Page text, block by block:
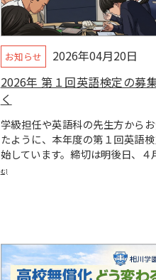
お知らせ
2026年04月20日
2026年 第１回英語検定の募
く
学級担任や英語科の先生方から
たように、本年度の第１回英語
始しています。締切は明後日、４
む]